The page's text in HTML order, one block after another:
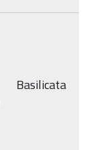
Basilicata